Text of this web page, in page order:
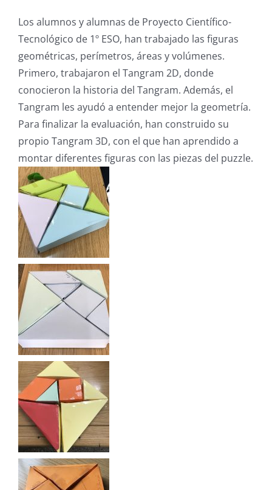
Los alumnos y alumnas de Proyecto Científico-
Tecnológico de 1º ESO, han trabajado las figuras
geométricas, perímetros, áreas y volúmenes.
Primero, trabajaron el Tangram 2D, donde
conocieron la historia del Tangram. Además, el
Tangram les ayudó a entender mejor la geometría.
Para finalizar la evaluación, han construido su
propio Tangram 3D, con el que han aprendido a
montar diferentes figuras con las piezas del puzzle.